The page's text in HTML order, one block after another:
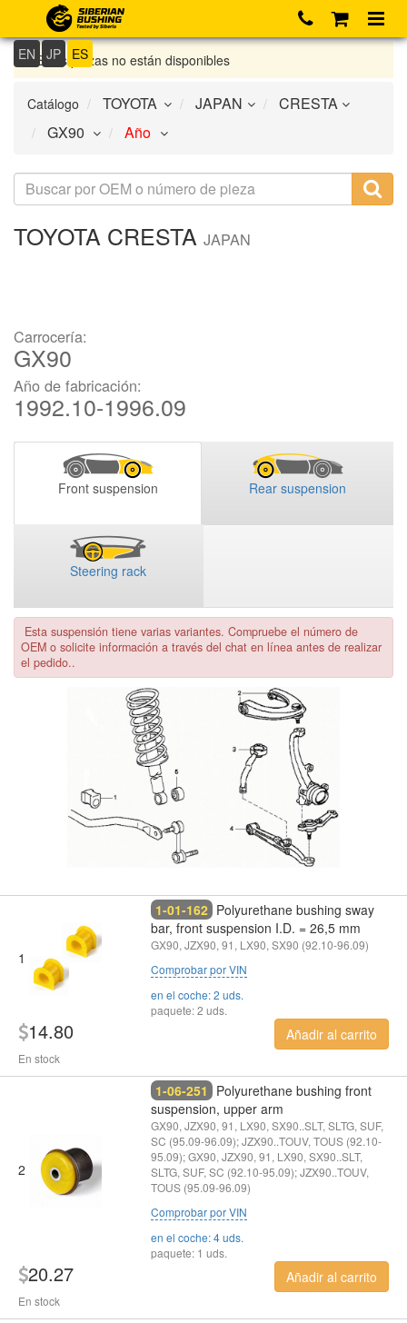
EN JP ES
Si las piezas no están disponibles
Catálogo
TOYOTA CRESTA JAPAN
Carrocería:
GX90
Año de fabricación:
1992.10-1996.09
Front suspension Rear suspension
Steering rack
Esta suspensión tiene varias variantes. Compruebe el número de
OEM o solicite información a través del chat en línea antes de realizar
el pedido..
1
1-01-162 Polyurethane bushing sway
bar, front suspension I.D. = 26,5 mm
GX90, JZX90, 91, LX90, SX90 (92.10-96.09)
Comprobar por VIN
en el coche: 2 uds.
paquete: 2 uds.
14.80
En stock
Añadir al carrito
2
1-06-251 Polyurethane bushing front
suspension, upper arm
GX90, JZX90, 91, LX90, SX90..SLT, SLTG, SUF,
SC (95.09-96.09); JZX90..TOUV, TOUS (92.10-
95.09); GX90, JZX90, 91, LX90, SX90..SLT,
SLTG, SUF, SC (92.10-95.09); JZX90..TOUV,
TOUS (95.09-96.09)
Comprobar por VIN
en el coche: 4 uds.
paquete: 1 uds.
20.27
En stock
Añadir al carrito